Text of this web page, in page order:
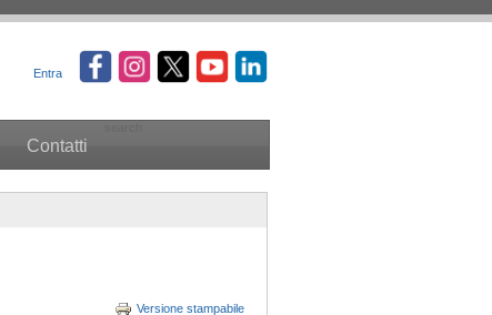
Entra
Contatti
Versione stampabile